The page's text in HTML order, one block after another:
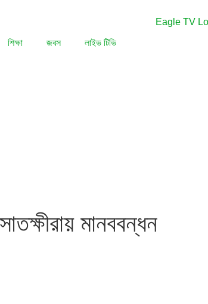
শিক্ষা জবস লাইভ টিভি
মানববন্ধন